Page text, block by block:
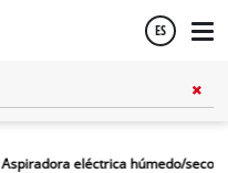
ES
Aspiradora eléctrica húmedo/seco